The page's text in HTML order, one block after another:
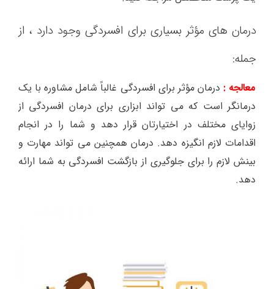
درمان های مؤثر بسیاری برای افسردگی وجود دارد ، از
جمله:
معالجه : درمان مؤثر برای افسردگی غالباً شامل مشاوره با یک
درمانگر است که می تواند ابزاری برای درمان افسردگی از
زوایای مختلف در اختیارتان قرار دهد و شما را در انجام
اقدامات لازم انگیزه دهد. درمان همچنین می تواند مهارت و
بینش لازم را برای جلوگیری از بازگشت افسردگی به شما ارائه
دهد.